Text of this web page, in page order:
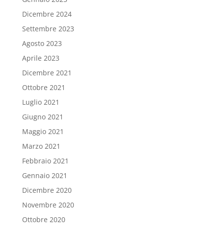
Dicembre 2024
Settembre 2023
Agosto 2023
Aprile 2023
Dicembre 2021
Ottobre 2021
Luglio 2021
Giugno 2021
Maggio 2021
Marzo 2021
Febbraio 2021
Gennaio 2021
Dicembre 2020
Novembre 2020
Ottobre 2020